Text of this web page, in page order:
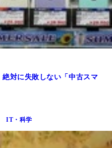
対に失敗しない「中古スマ
IT・科学